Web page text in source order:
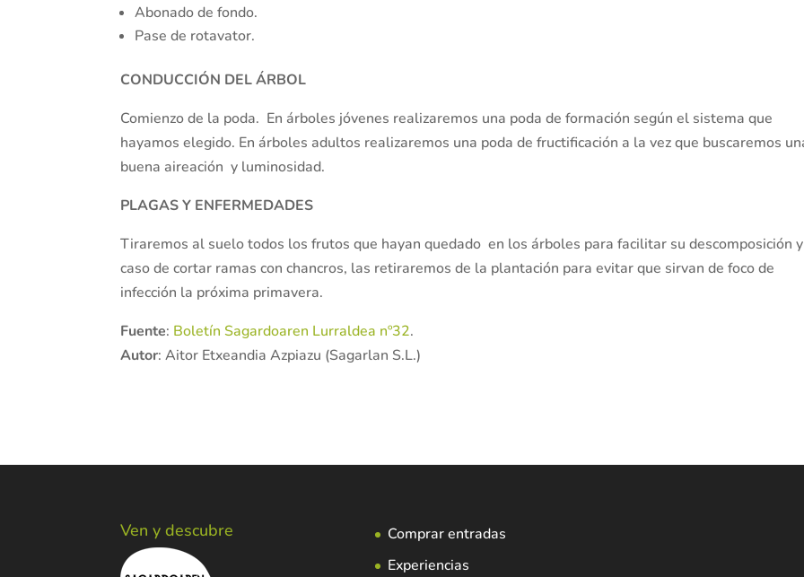
Abonado de fondo.
Pase de rotavator.
CONDUCCIÓN DEL ÁRBOL
Comienzo de la poda. En árboles jóvenes realizaremos una poda de formación según el sistema que
hayamos elegido. En árboles adultos realizaremos una poda de fructificación a la vez que buscaremos
buena aireación y luminosidad.
PLAGAS Y ENFERMEDADES
Tiraremos al suelo todos los frutos que hayan quedado en los árboles para facilitar su descomposición
caso de cortar ramas con chancros, las retiraremos de la plantación para evitar que sirvan de foco de
infección la próxima primavera.
Fuente: Boletín Sagardoaren Lurraldea nº32.
Autor: Aitor Etxeandia Azpiazu (Sagarlan S.L.)
Ven y descubre
Comprar entradas
Experiencias